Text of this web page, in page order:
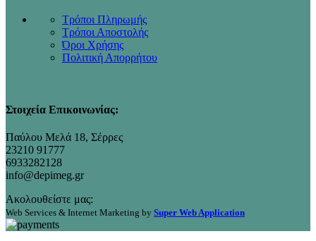
Τρόποι Πληρωμής
Τρόποι Αποστολής
Όροι Χρήσης
Πολιτική Απορρήτου
Στοιχεία Επικοινωνίας:
Παύλου Μελά 18, Σέρρες
23210 91777
6933282128
info@depimeg.gr
Ακολουθείστε μας:
Web Services & Internet Marketing by Super Web Application